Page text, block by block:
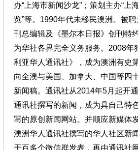
办“上海市新闻沙龙”；策划主办“上
览”等。1990年代未移民澳洲。被
刊总编辑及《墨尔本日报》创刊特
为华社各界完全义务服务。2008年
利亚华人通讯社》，成为澳洲有史
向全澳与美国、加拿大、中国等四
新闻稿。通讯社从2014年5月起开
通讯社撰写的新闻，成为具自己特
写的原创新闻网站。并顺应新媒体
澳洲华人通讯社撰写的华人社区新
于百多个微信群发表，再由通讯社